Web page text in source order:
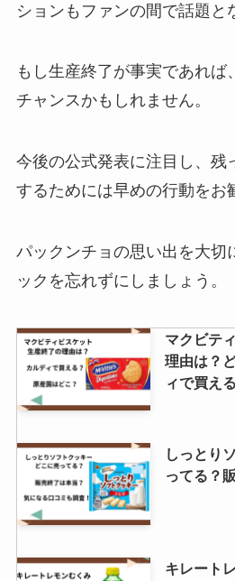
炭火焼き
る？楽天
味の素黒
で購入可能
無糖ゆで
てる？イ
ションもファンの間で話題と
もし生産終了が事実であれば
チャンスかもしれません。
今後の公式発表に注目し、残
するためには早めの行動をお
パックンチョの思い出を大切
ックを忘れずにしましょう。
マクビテ
理由は？
ィで買え
しっとり
ってる？
キレート